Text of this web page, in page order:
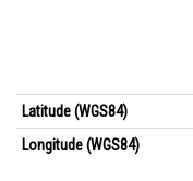
Latitude (WGS84)
Longitude (WGS84)